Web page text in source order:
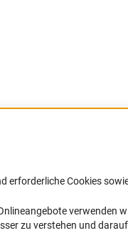
mit
erforderliche Cookies
verwenden
zu verstehen und